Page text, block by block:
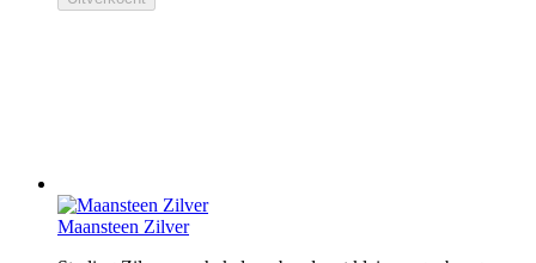
Maansteen Zilver